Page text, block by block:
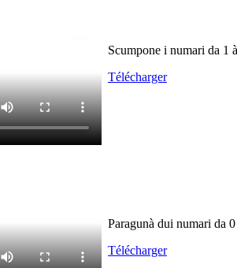
Scumpone i numari da 1
Télécharger
Paragunà dui numari da
Télécharger